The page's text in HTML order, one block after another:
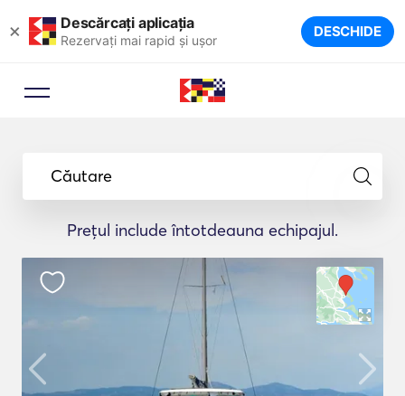
× Descărcați aplicația
Rezervați mai rapid și ușor DESCHIDE
Căutare
Prețul include întotdeauna echipajul.